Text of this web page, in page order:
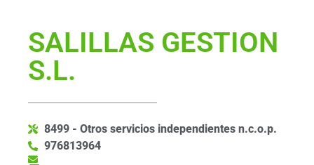
SALILLAS GESTION
S.L.
8499 - Otros servicios independientes n.c.o.p.
976813964